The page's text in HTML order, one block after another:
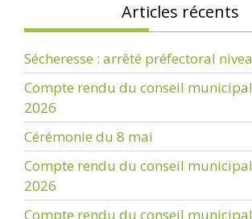
Articles récents
Sécheresse : arrêté préfectoral
Compte rendu du conseil
2026
Cérémonie du 8 mai
Compte rendu du conseil
2026
Compte rendu du conseil